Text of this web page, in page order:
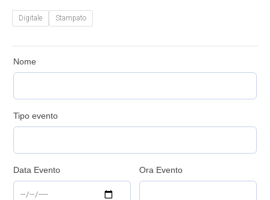
Digitale Stampato
Nome
Tipo evento
Data Evento Ora Evento